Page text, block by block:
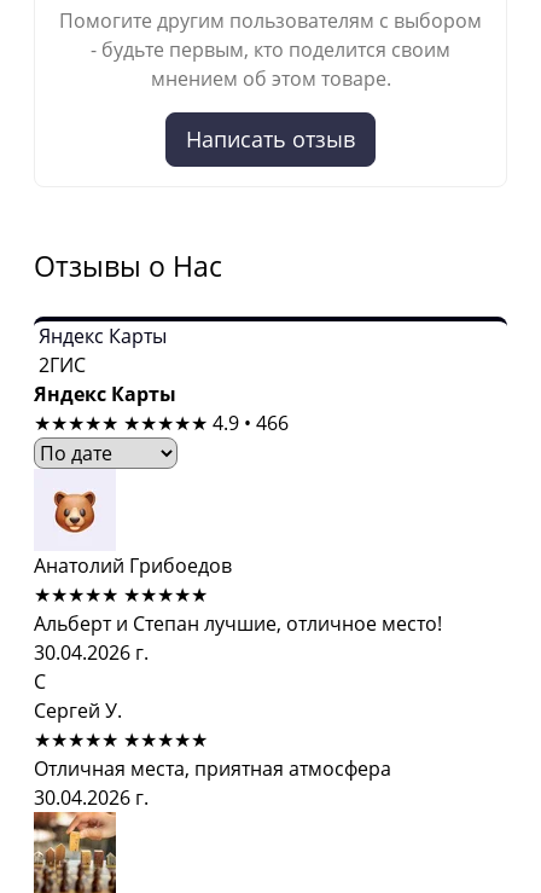
Помогите другим пользователям с выбором
- будьте первым, кто поделится своим
мнением об этом товаре.
Написать отзыв
Отзывы о Нас
Яндекс Карты
2ГИС
Яндекс Карты
★★★★★ ★★★★★ 4.9 • 466
Анатолий Грибоедов
★★★★★ ★★★★★
Альберт и Степан лучшие, отличное место!
30.04.2026 г.
С
Сергей У.
★★★★★ ★★★★★
Отличная места, приятная атмосфера
30.04.2026 г.